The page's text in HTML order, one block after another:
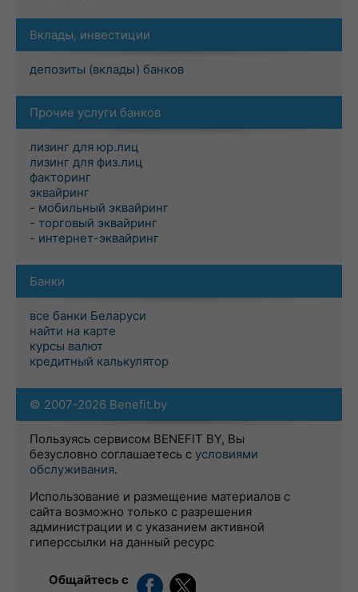
Вклады, инвестиции
депозиты (вклады) банков
Прочие услуги банков
лизинг для юр.лиц
лизинг для физ.лиц
факторинг
эквайринг
- мобильный эквайринг
- торговый эквайринг
- интернет-эквайринг
Банки
все банки Беларуси
найти на карте
курсы валют
кредитный калькулятор
© 2007-2026 Benefit.by
Пользуясь сервисом BENEFIT BY, Вы
безусловно соглашаетесь с условиями
обслуживания.
Использование и размещение материалов с
сайта возможно только с разрешения
администрации и с указанием активной
гиперссылки на данный ресурс
Общайтесь с